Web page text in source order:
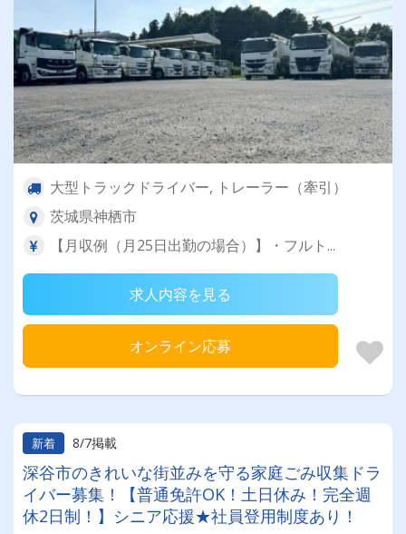
大型トラックドライバー, トレーラー（牽引）
茨城県神栖市
【月収例（月25日出勤の場合）】・フルト...
求人内容を見る
オンライン応募
新着 8/7掲載
深谷市のきれいな街並みを守る家庭ごみ収集ドラ
イバー募集！【普通免許OK！土日休み！完全週
休2日制！】シニア応援★社員登用制度あり！